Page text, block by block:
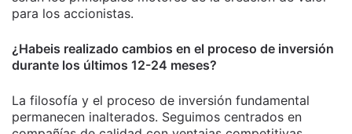
para los accionistas.
¿Habeis realizado cambios en el proceso de inversión
durante los últimos 12-24 meses?
La filosofía y el proceso de inversión fundamental
permanecen inalterados. Seguimos centrados en